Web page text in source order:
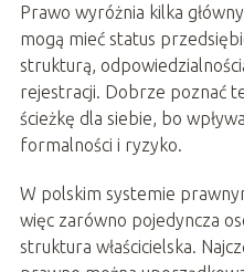
Prawo wyróżnia kilka
mogą mieć status
strukturą,
rejestracji. Dobrze poznać
ścieżkę dla siebie, bo
formalności i ryzyko.
W polskim systemie
więc zarówno pojedyncza
struktura właścicielska.